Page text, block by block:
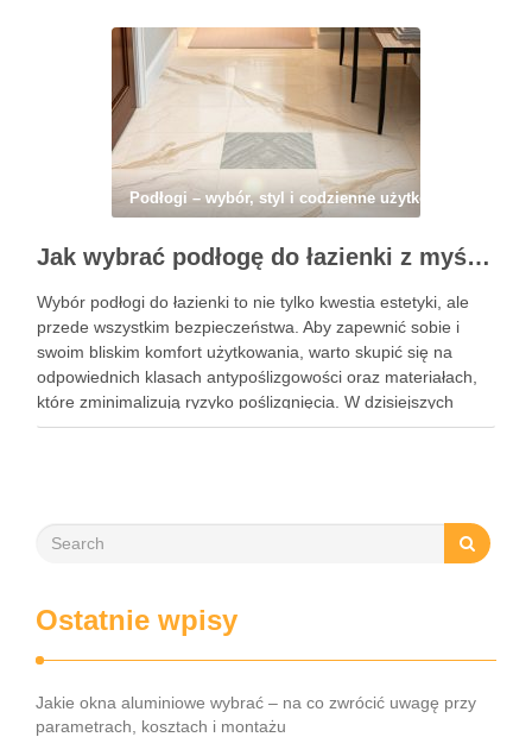
Podłogi – wybór, styl i codzienne użytkowanie
Jak wybrać podłogę do łazienki z myślą o bezpieczeństwie antypoślizgowym i estetyce wnętrza
Wybór podłogi do łazienki to nie tylko kwestia estetyki, ale
przede wszystkim bezpieczeństwa. Aby zapewnić sobie i
swoim bliskim komfort użytkowania, warto skupić się na
odpowiednich klasach antypoślizgowości oraz materiałach,
które zminimalizują ryzyko poślizgnięcia. W dzisiejszych
czasach dostępne są płytki, które łączą w sobie
Ostatnie wpisy
Jakie okna aluminiowe wybrać – na co zwrócić uwagę przy
parametrach, kosztach i montażu